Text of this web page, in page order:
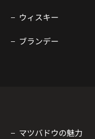
ウィスキー
ブランデー
マツバドウの魅力